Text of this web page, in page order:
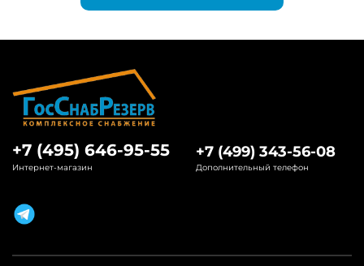
+7 (495) 646-95-55
Интернет-магазин
+7 (499) 343-56-08
Дополнительный телефон